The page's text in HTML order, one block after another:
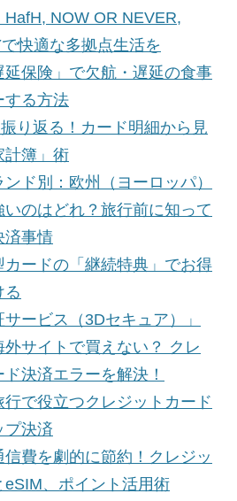
HafH, NOW OR NEVER,
快適な多拠点生活を
延保険」で欠航・遅延の食事
する方法
り返る！カード明細から見
計簿」術
ド別：欧州（ヨーロッパ）
いのはどれ？旅行前に知って
済事情
カードの「継続特典」でお得
る
サービス（3Dセキュア）」
外サイトで買えない？ クレ
決済エラーを解決！
行で役立つクレジットカード
プ決済
費を劇的に節約！クレジッ
eSIM、ポイント活用術